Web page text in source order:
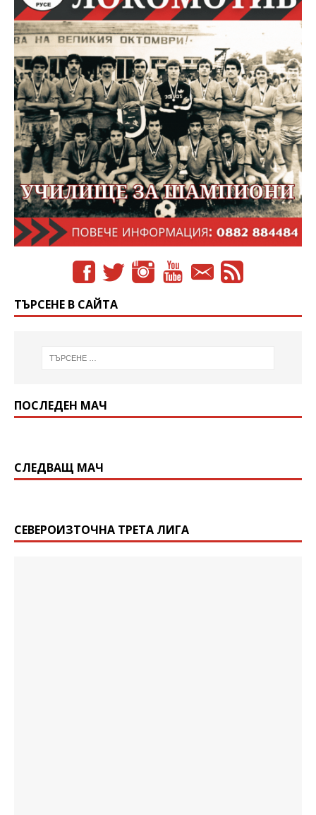
ТЪРСЕНЕ В САЙТА
ПОСЛЕДЕН МАЧ
СЛЕДВАЩ МАЧ
СЕВЕРОИЗТОЧНА ТРЕТА ЛИГА